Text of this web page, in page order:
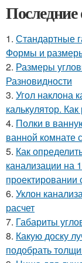
Последние
1. Стандартные
Формы и
2. Размеры
Разновидности
3. Угол наклона
калькулятор.
4. Полки в
ванной комнате
5. Как
канализации на
проектировании
6. Уклон
расчет
7. Габариты
8. Какую доску
подобрать